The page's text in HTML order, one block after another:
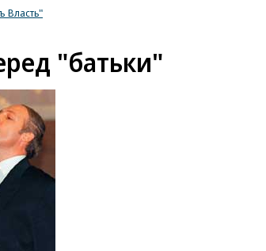
Власть"
"батьки"